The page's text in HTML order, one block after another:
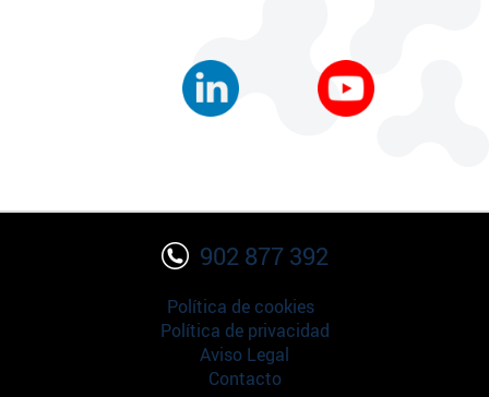
902 877 392
Política de cookies
Política de privacidad
Aviso Legal
Contacto